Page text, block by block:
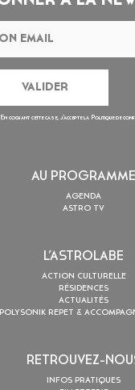
En cochant cette case, j’accepte la Politique de
AU PROGRAMME
AGENDA
ASTRO TV
L’ASTROLABE
ACTION CULTURELLE
RÉSIDENCES
ACTUALITÉS
POLYSONIK REPET &
RETROUVEZ-
INFOS PRATIQUES